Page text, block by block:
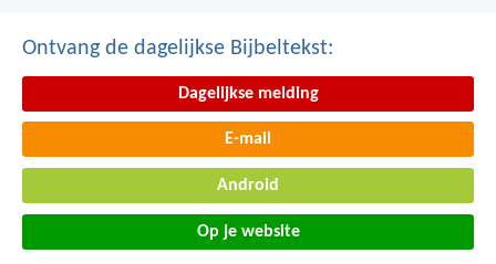
Ontvang de dagelijkse Bijbeltekst:
Dagelijkse melding
E-mail
Android
Op je website